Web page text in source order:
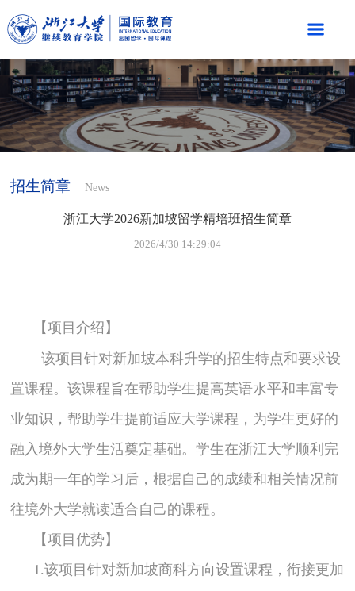
招生简章 News
浙江大学2026新加坡留学精培班招生简章
2026/4/30 14:29:04
【项目介绍】
该项目针对新加坡本科升学的招生特点和要求设
置课程。该课程旨在帮助学生提高英语水平和丰富专
业知识，帮助学生提前适应大学课程，为学生更好的
融入境外大学生活奠定基础。学生在浙江大学顺利完
成为期一年的学习后，根据自己的成绩和相关情况前
往境外大学就读适合自己的课程。
【项目优势】
1.该项目针对新加坡商科方向设置课程，衔接更加